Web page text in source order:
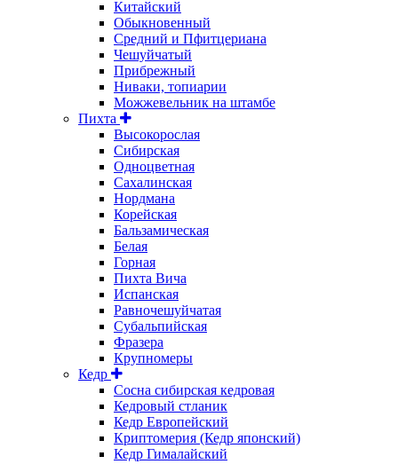
Китайский
Обыкновенный
Средний и Пфитцериана
Чешуйчатый
Прибрежный
Ниваки, топиарии
Можжевельник на штамбе
Пихта
Высокорослая
Сибирская
Одноцветная
Сахалинская
Нордмана
Корейская
Бальзамическая
Белая
Горная
Пихта Вича
Испанская
Равночешуйчатая
Субальпийская
Фразера
Крупномеры
Кедр
Сосна сибирская кедровая
Кедровый стланик
Кедр Европейский
Криптомерия (Кедр японский)
Кедр Гималайский